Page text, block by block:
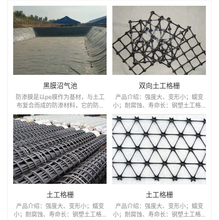
黑膜沼气池
防渗膜是以pe膜作为基材，与土工
布复合而成的防渗材料，它的防...
双向土工格栅
产品介绍：强度大、变形小；蠕变
小；耐腐蚀、寿命长：钢塑土工格...
土工格栅
产品介绍：强度大、变形小；蠕变
小；耐腐蚀、寿命长：钢塑土工格...
土工格栅
产品介绍：强度大、变形小；蠕变
小；耐腐蚀、寿命长：钢塑土工格...